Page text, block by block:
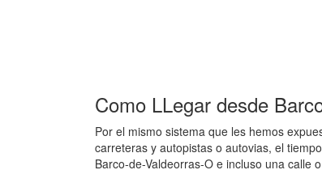
Como LLegar desde
Por el mismo sistema que les hemos
carreteras y autopistas o autovias, el
Barco-de-Valdeorras-O e incluso una calle